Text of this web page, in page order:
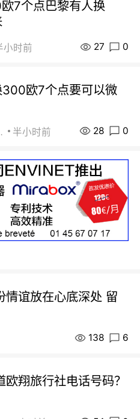
7个点巴黎有人换
小时前 27 0
欧7个点要可以微
半小时前 28 0
情谊放在心底深处 留
138 6
翔旅行社电话号码？